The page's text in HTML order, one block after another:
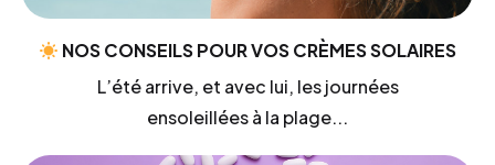
NOS CONSEILS POUR VOS CRÈMES SOLAIRES
L’été arrive, et avec lui, les journées
ensoleillées à la plage...